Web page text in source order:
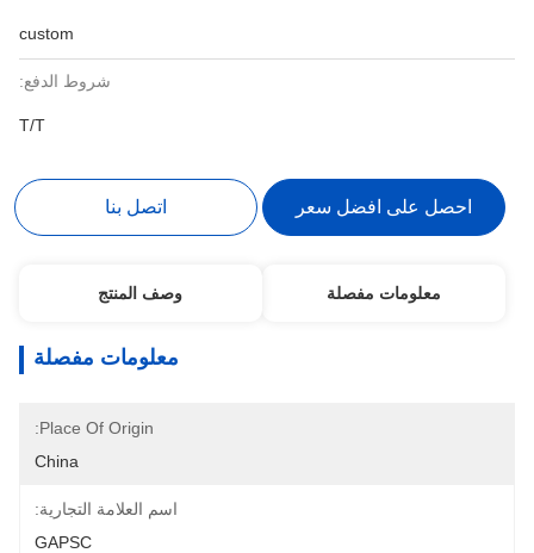
custom
شروط الدفع:
T/T
احصل على افضل سعر اتصل بنا
معلومات مفصلة وصف المنتج
معلومات مفصلة
Place Of Origin:
China
اسم العلامة التجارية:
GAPSC